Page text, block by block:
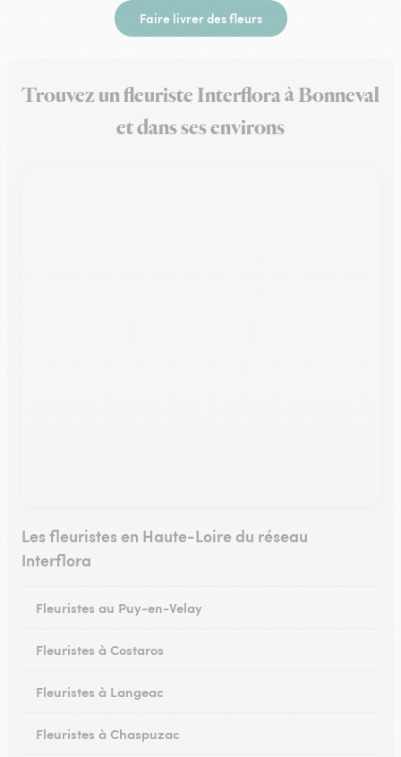
Faire livrer des fleurs
Trouvez un fleuriste Interflora à Bonneval
et dans ses environs
Les fleuristes en Haute-Loire du réseau
Interflora
Fleuristes au Puy-en-Velay
Fleuristes à Costaros
Fleuristes à Langeac
Fleuristes à Chaspuzac